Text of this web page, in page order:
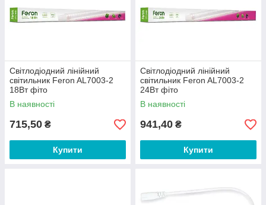
Світлодіодний лінійний
світильник Feron AL7003-2
18Вт фіто
В наявності
715,50 ₴
Купити
Світлодіодний лінійний
світильник Feron AL7003-2
24Вт фіто
В наявності
941,40 ₴
Купити